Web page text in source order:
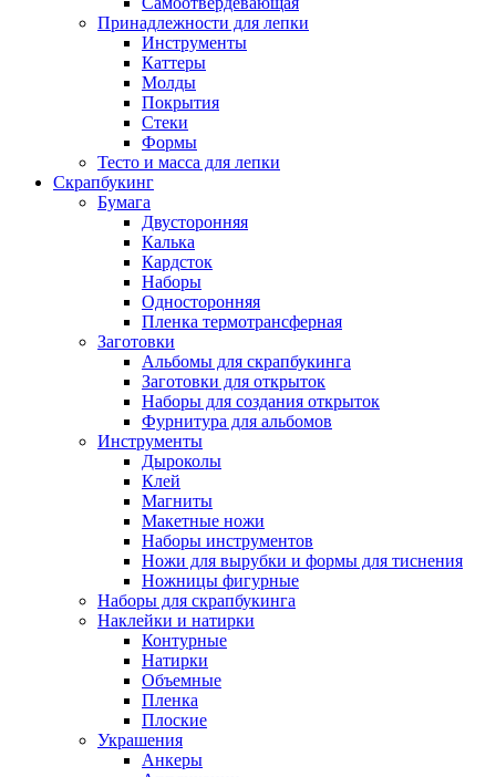
Принадлежности для лепки
Инструменты
Каттеры
Молды
Покрытия
Стеки
Формы
Тесто и масса для лепки
Скрапбукинг
Бумага
Двусторонняя
Калька
Кардсток
Наборы
Односторонняя
Пленка термотрансферная
Заготовки
Альбомы для скрапбукинга
Заготовки для открыток
Наборы для создания открыток
Фурнитура для альбомов
Инструменты
Дыроколы
Клей
Магниты
Макетные ножи
Наборы инструментов
Ножи для вырубки и формы для тиснения
Ножницы фигурные
Наборы для скрапбукинга
Наклейки и натирки
Контурные
Натирки
Объемные
Пленка
Плоские
Украшения
Анкеры